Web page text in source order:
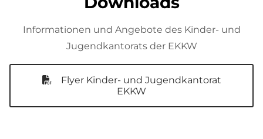
Informationen und Angebote des Kinder- und
Jugendkantorats der EKKW
Flyer Kinder- und Jugendkantorat
EKKW